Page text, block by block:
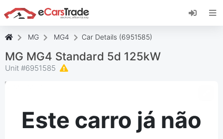
Instale a aplicação web eCarsTrade, adicione-a
ao seu ecrã inicial e receba atualizações
MG MG4 Car Details (6951585)
MG MG4 Standard 5d 125kW
Unit #6951585
Este carro já não